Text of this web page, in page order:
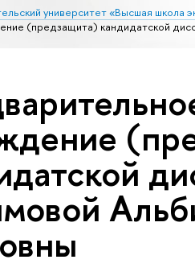
университет «Высшая школа
(предзащита) кандидатской